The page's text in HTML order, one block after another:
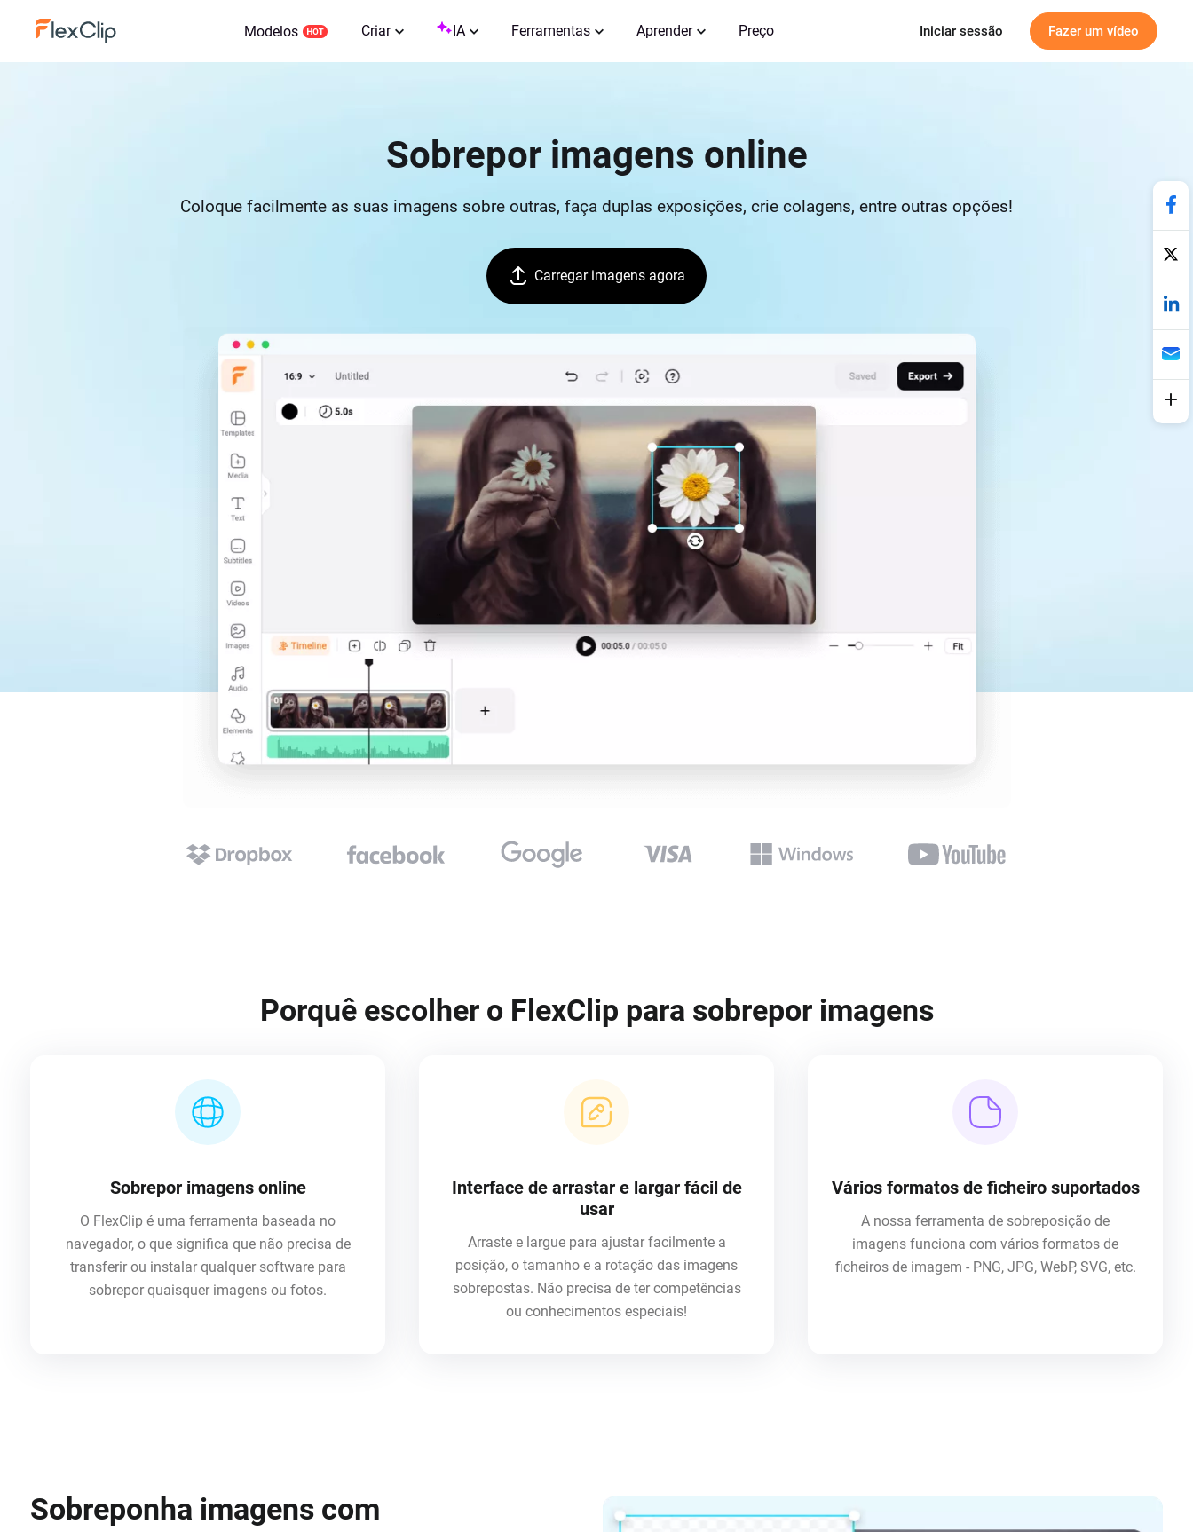
Modelos Criar IA Ferramentas Aprender Preço Iniciar sessão Fazer um vídeo
Sobrepor imagens online
Coloque facilmente as suas imagens sobre outras, faça duplas exposições, crie colagens, entre outras opções!
Carregar imagens agora
Porquê escolher o FlexClip para sobrepor imagens
Sobrepor imagens online
O FlexClip é uma ferramenta baseada no
navegador, o que significa que não precisa de
transferir ou instalar qualquer software para
sobrepor quaisquer imagens ou fotos.
Interface de arrastar e largar fácil de
usar
Arraste e largue para ajustar facilmente a
posição, o tamanho e a rotação das imagens
sobrepostas. Não precisa de ter competências
ou conhecimentos especiais!
Vários formatos de ficheiro suportados
A nossa ferramenta de sobreposição de
imagens funciona com vários formatos de
ficheiros de imagem - PNG, JPG, WebP, SVG, etc.
Sobreponha imagens com